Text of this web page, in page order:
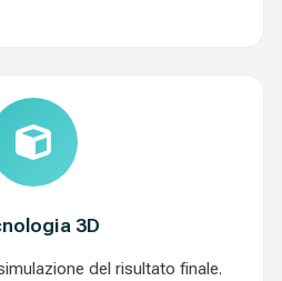
3D
del risultato finale.